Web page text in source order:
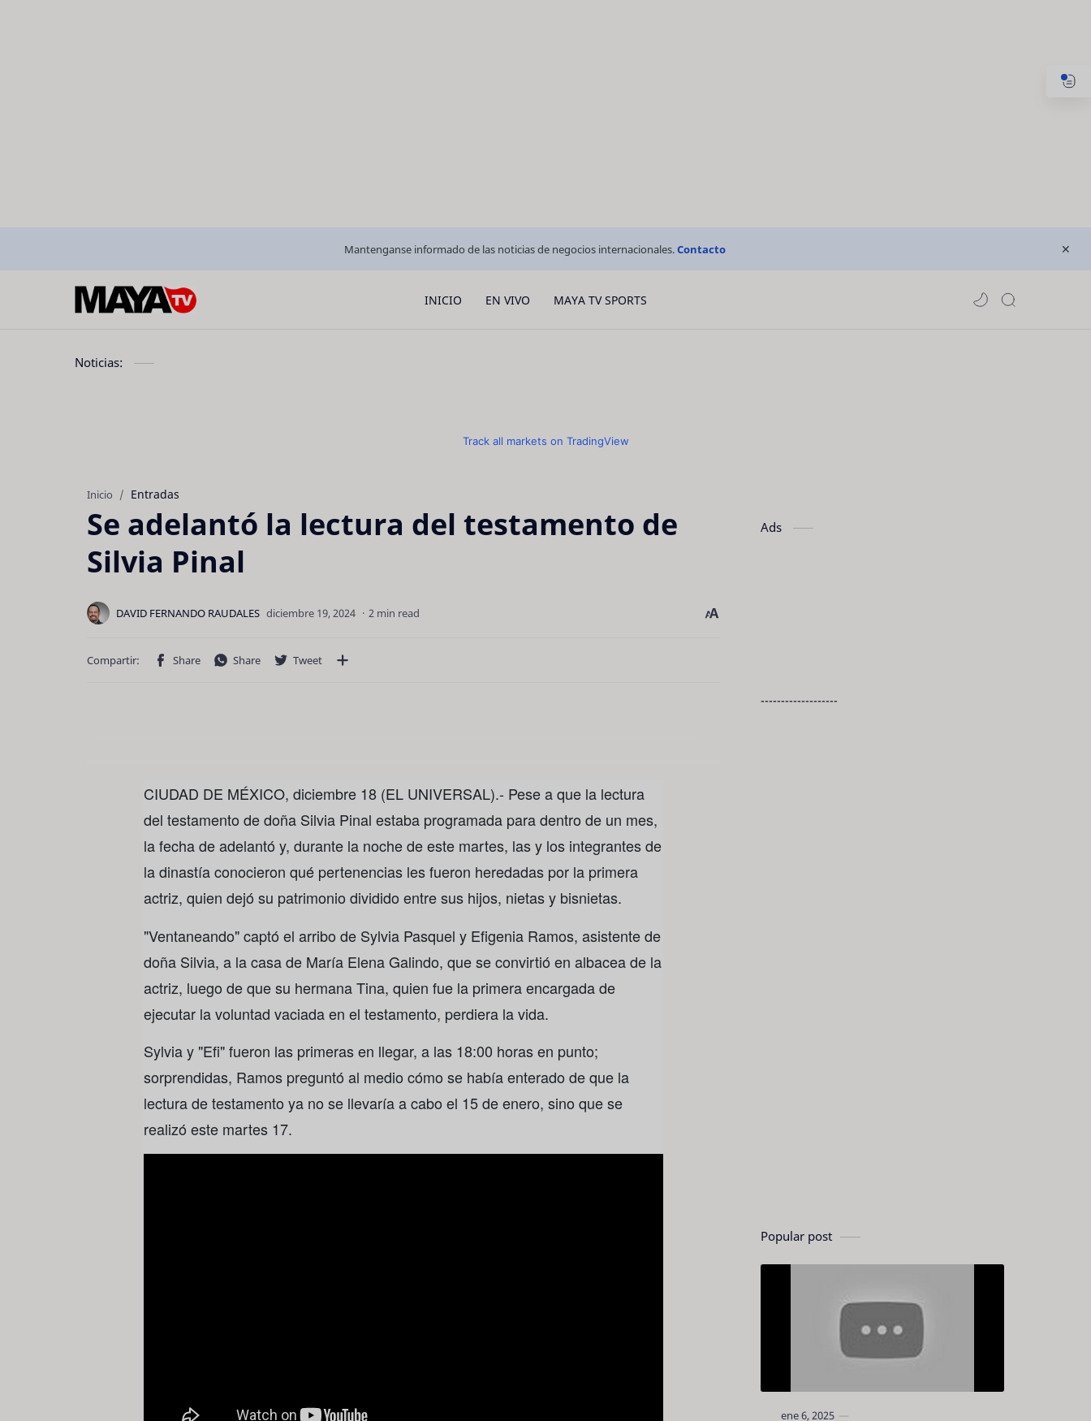
Mantenganse informado de las noticias de negocios internacionales.Contacto
INICIO EN VIVO MAYA TV SPORTS
Noticias:
Track all markets on TradingView
Inicio Entradas
Se adelantó la lectura del testamento de
Silvia Pinal
2 min read
CIUDAD DE MÉXICO, diciembre 18 (EL UNIVERSAL).- Pese a que la lectura
del testamento de doña Silvia Pinal estaba programada para dentro de un mes,
la fecha de adelantó y, durante la noche de este martes, las y los integrantes de
la dinastía conocieron qué pertenencias les fueron heredadas por la primera
actriz, quien dejó su patrimonio dividido entre sus hijos, nietas y bisnietas.
"Ventaneando" captó el arribo de Sylvia Pasquel y Efigenia Ramos, asistente de
doña Silvia, a la casa de María Elena Galindo, que se convirtió en albacea de la
actriz, luego de que su hermana Tina, quien fue la primera encargada de
ejecutar la voluntad vaciada en el testamento, perdiera la vida.
Sylvia y "Efi" fueron las primeras en llegar, a las 18:00 horas en punto;
sorprendidas, Ramos preguntó al medio cómo se había enterado de que la
lectura de testamento ya no se llevaría a cabo el 15 de enero, sino que se
realizó este martes 17.
Ads
-------------------
Popular post